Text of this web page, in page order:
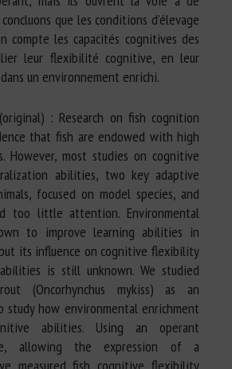
que les conditions d’élevage
compte les capacités cognitives des
leur flexibilité cognitive, en leur
un environnement enrichi.
: Research on fish cognition
that fish are endowed with high
However, most studies on cognitive
abilities, two key adaptive
focused on model species, and
too little attention. Environmental
to improve learning abilities in
its influence on cognitive flexibility
is still unknown. We studied
(Oncorhynchus mykiss) as an
study how environmental enrichment
abilities. Using an operant
allowing the expression of a